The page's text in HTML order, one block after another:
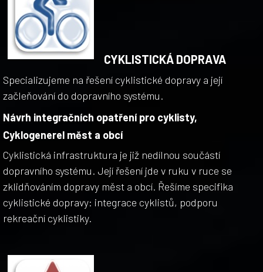
CYKLISTICKÁ DOPRAVA
Specializujeme na řešení cyklistické dopravy a její
začleňování do dopravního systému.
Návrh integračních opatření pro cyklisty,
Cyklogenerel měst a obcí
Cyklistická infrastruktura je již nedílnou součástí
dopravního systému. Její řešení jde v ruku v ruce se
zklidňováním dopravy měst a obcí. Řešíme specifika
cyklistické dopravy: integrace cyklistů, podporu
rekreační cyklistiky.